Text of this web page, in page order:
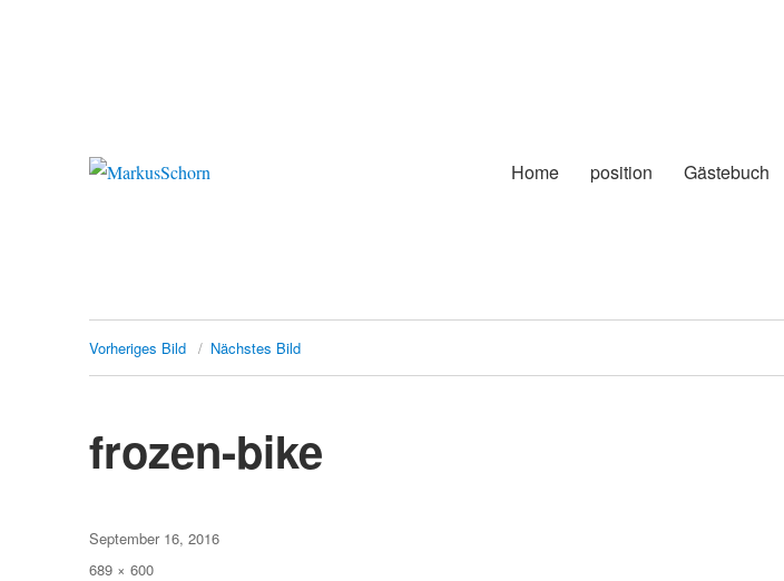
Home position Gästebuch
Vorheriges Bild Nächstes Bild
frozen-bike
Veröffentlicht
am
September 16, 2016
Volle
689 × 600